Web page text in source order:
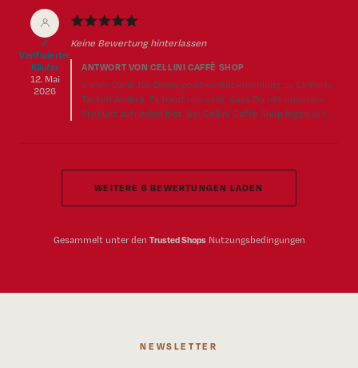
✓
Verifizierter
Käufer
12. Mai
2026
★★★★★
Keine Bewertung hinterlassen
ANTWORT VON CELLINI CAFFÈ SHOP
Vielen Dank für Deine positive Rückmeldung zu La Perla
Tartufi Ambra. Es freut uns sehr, dass Du mit unserem
Produkt zufrieden bist. Bei Cellini Caffè Shop legen wir
feinsten Spezialitäten anzubieten. Beste Grüße vom
Team bei Cellini Caffè Shop!
WEITERE 6 BEWERTUNGEN LADEN
Gesammelt unter den Trusted ShopsNutzungsbedingungen
NEWSLETTER